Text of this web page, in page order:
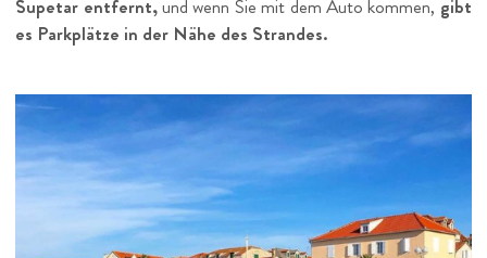
Supetar entfernt,und wenn Sie mit dem Auto kommen, gibt
es Parkplätze in der Nähe des Strandes.